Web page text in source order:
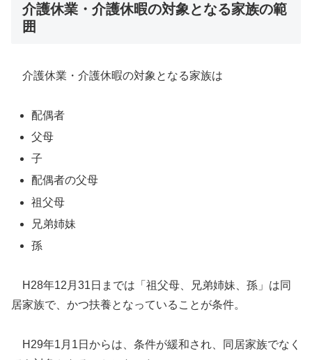
介護休業・介護休暇の対象となる家族の範
囲
介護休業・介護休暇の対象となる家族は
配偶者
父母
子
配偶者の父母
祖父母
兄弟姉妹
孫
H28年12月31日までは「祖父母、兄弟姉妹、孫」は同
居家族で、かつ扶養となっていることが条件。
H29年1月1日からは、条件が緩和され、同居家族でなく